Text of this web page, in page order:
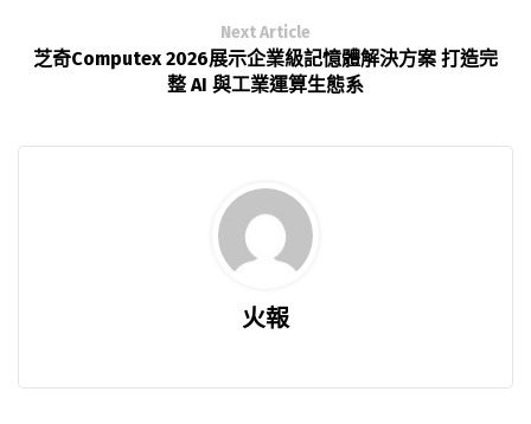
Next Article
芝奇Computex 2026展示企業級記憶體解決方案 打造完
整 AI 與工業運算生態系
火報